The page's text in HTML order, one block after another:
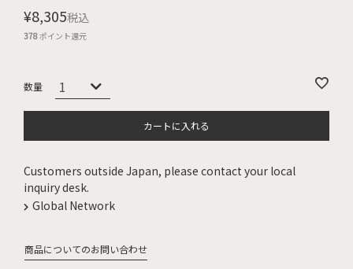
¥8,305税込
378ポイント還元
カートに入れる
Customers outside Japan, please contact your local
inquiry desk.
Global Network
商品についてのお問い合わせ